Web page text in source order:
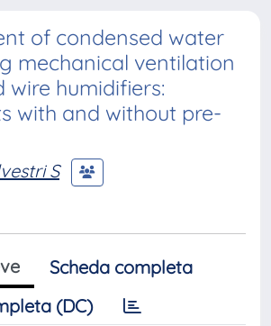
of condensed water
mechanical ventilation
wire humidifiers:
with and without pre-
S
Scheda completa
(DC)